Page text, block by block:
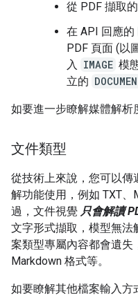
從 PDF 擷取的
在 API 回應的
PDF 頁面 (以
入 IMAGE 模
立的
如要進一步瞭解媒體解析
文件類型
從技術上來說，您可以傳
解功能使用，例如 TXT
過，文件視覺 只會解讀
文字形式擷取，模型無
案類型專屬內容都會遺失
Markdown 格式等。
如要瞭解其他檔案輸入方